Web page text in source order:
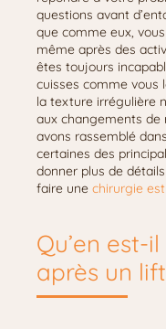
questions avant
que comme eux,
même après des
êtes toujours
cuisses comme vous
la texture irrégulière
aux changements de
avons rassemblé
certaines des
donner plus de
faire une chirurgie
Qu’en est-
après un